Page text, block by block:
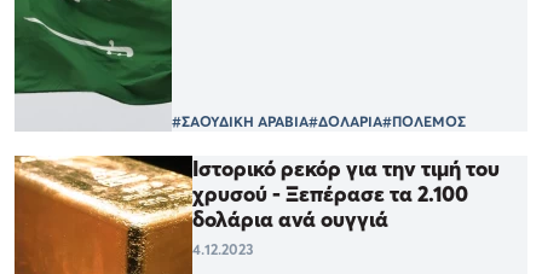
#ΣΑΟΥΔΙΚΗ ΑΡΑΒΙΑ#ΔΟΛΑΡΙΑ#ΠΟΛΕΜΟΣ
Iστορικό ρεκόρ για την τιμή του
χρυσού - Ξεπέρασε τα 2.100
δολάρια ανά ουγγιά
4.12.2023